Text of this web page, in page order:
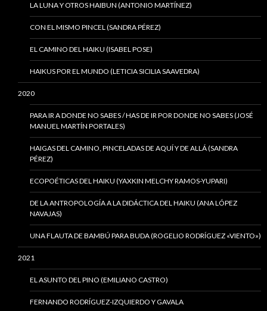
LA LUNA Y OTROS HAIBUN (ANTONIO MARTÍNEZ)
CON EL MISMO PINCEL (SANDRA PÉREZ)
EL CAMINO DEL HAIKU (ISABEL POSE)
HAIKUS POR EL MUNDO (LETICIA SICILIA SAAVEDRA)
2020
PARA IR A DONDE NO SABES / HAS DE IR POR DONDE NO SABES (JOSÉ
MANUEL MARTÍN PORTALES)
HAIGAS DEL CAMINO, PINCELADAS DE AQUÍ Y DE ALLÁ (SANDRA
PÉREZ)
ECOPOÉTICAS DEL HAIKU (YAXKIN MELCHY RAMOS-YUPARI)
DE LA ANTROPOLOGÍA A LA DIDÁCTICA DEL HAIKU (ANA LÓPEZ
NAVAJAS)
UNA FLAUTA DE BAMBÚ PARA BUDA (ROGELIO RODRÍGUEZ «VIENTO»)
2021
EL ASUNTO DEL PINO (EMILIANO CASTRO)
FERNANDO RODRÍGUEZ-IZQUIERDO Y GAVALA